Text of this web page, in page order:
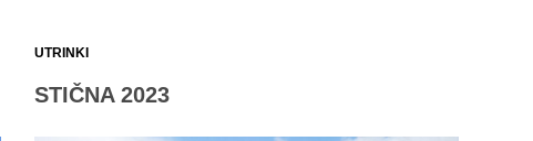
UTRINKI
STIČNA 2023